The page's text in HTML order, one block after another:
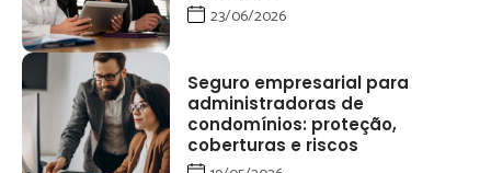
23/06/2026
Seguro empresarial para
administradoras de
condomínios: proteção,
coberturas e riscos